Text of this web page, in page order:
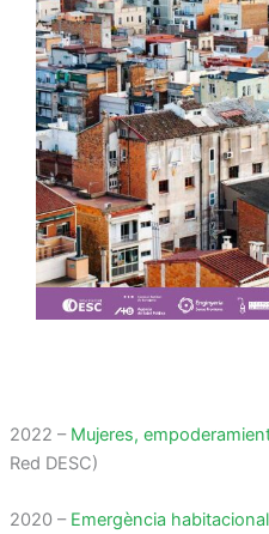
2022 – Mujeres,
Red DESC)
2020 – Emergència